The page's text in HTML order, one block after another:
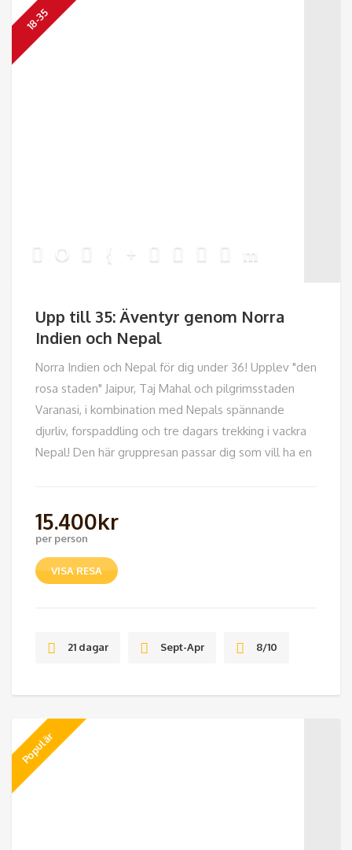
18-35
Upp till 35: Äventyr genom Norra
Indien och Nepal
Norra Indien och Nepal för dig under 36! Upplev "den
rosa staden" Jaipur, Taj Mahal och pilgrimsstaden
Varanasi, i kombination med Nepals spännande
djurliv, forspaddling och tre dagars trekking i vackra
Nepal! Den här gruppresan passar dig som vill ha en
15.400kr
per person
VISA RESA
21 dagar Sept-Apr 8/10
Populär